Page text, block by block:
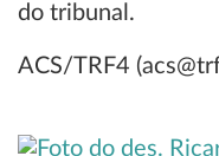
do tribunal.
ACS/TRF4